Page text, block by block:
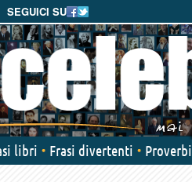
SEGUICI SU
libri Frasi divertenti Proverbi